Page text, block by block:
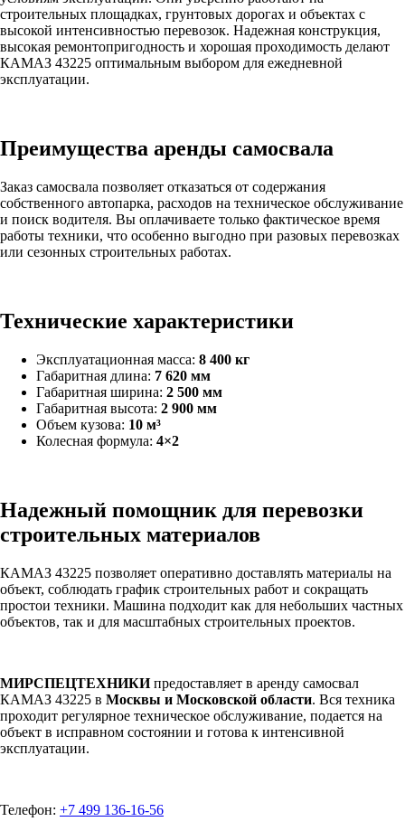
строительных площадках, грунтовых дорогах и объектах с
высокой интенсивностью перевозок. Надежная конструкция,
высокая ремонтопригодность и хорошая проходимость делают
КАМАЗ 43225 оптимальным выбором для ежедневной
эксплуатации.
Преимущества аренды самосвала
Заказ самосвала позволяет отказаться от содержания
собственного автопарка, расходов на техническое обслуживание
и поиск водителя. Вы оплачиваете только фактическое время
работы техники, что особенно выгодно при разовых перевозках
или сезонных строительных работах.
Технические характеристики
Эксплуатационная масса: 8 400 кг
Габаритная длина: 7 620 мм
Габаритная ширина: 2 500 мм
Габаритная высота: 2 900 мм
Объем кузова: 10 м³
Колесная формула: 4×2
Надежный помощник для перевозки
строительных материалов
КАМАЗ 43225 позволяет оперативно доставлять материалы на
объект, соблюдать график строительных работ и сокращать
простои техники. Машина подходит как для небольших частных
объектов, так и для масштабных строительных проектов.
МИРСПЕЦТЕХНИКИпредоставляет в аренду самосвал
КАМАЗ 43225 в Москвы и Московской области. Вся техника
проходит регулярное техническое обслуживание, подается на
объект в исправном состоянии и готова к интенсивной
эксплуатации.
Телефон: +7 499 136-16-56